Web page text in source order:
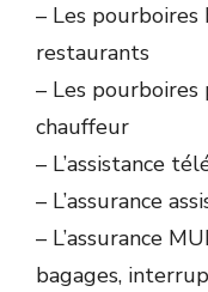
– Les
restaurants
– Les pourboires
chauffeur
– L’assistance
– L’assurance
– L’assurance
bagages,